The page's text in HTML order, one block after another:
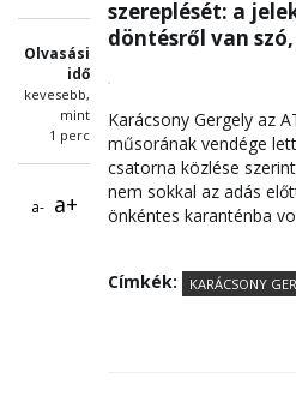
Olvasási
idő
kevesebb,
mint
1 perc
a- a+
szereplését: a
döntésről van
Karácsony Gergely az
műsorának vendége
csatorna közlése
nem sokkal az adás
önkéntes karanténba
Címkék: KARÁCSONY